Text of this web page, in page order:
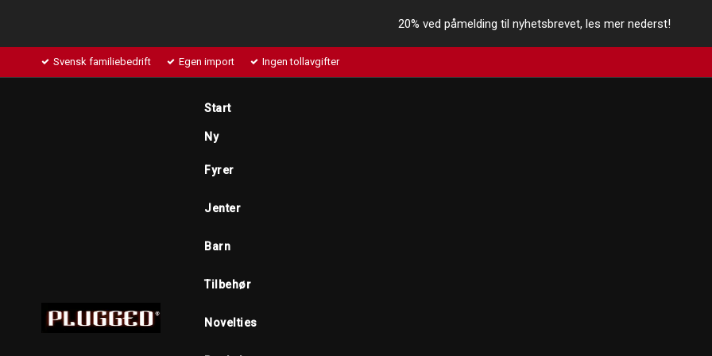
20% ved påmelding til nyhetsbrevet, les mer nederst!
Svensk familiebedrift Egen import Ingen tollavgifter
Start
Ny
Fyrer
Jenter
Barn
Tilbehør
Novelties